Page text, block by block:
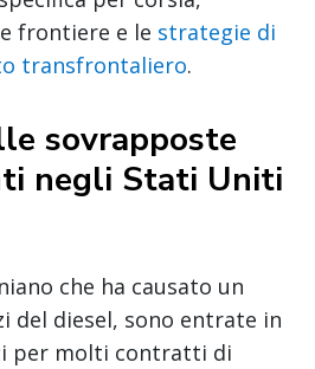
frontiere e le strategie di
transfrontaliero.
sovrapposte
negli Stati Uniti
che ha causato un
del diesel, sono entrate in
per molti contratti di